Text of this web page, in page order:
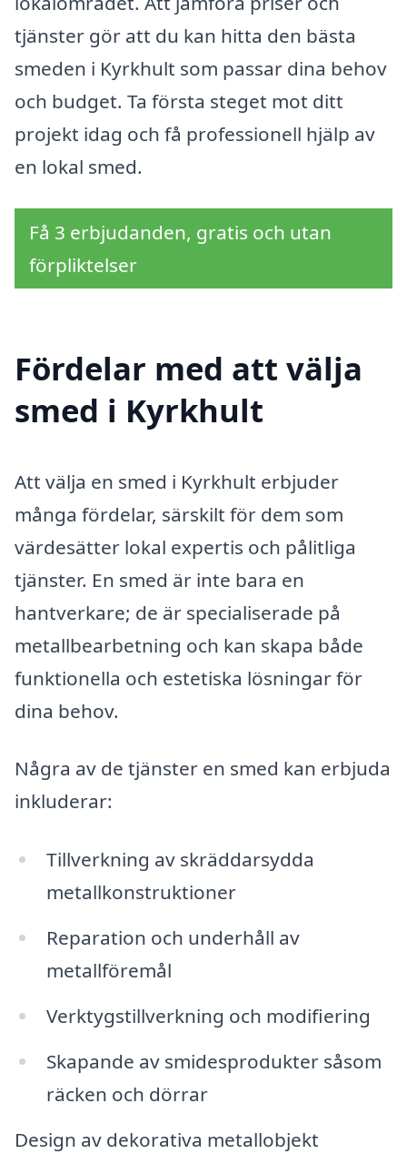
tjänster gör att du kan hitta den bästa
smeden i Kyrkhult som passar dina behov
och budget. Ta första steget mot ditt
projekt idag och få professionell hjälp av
en lokal smed.
Få 3 erbjudanden, gratis och utan
förpliktelser
Fördelar med att välja
smed i Kyrkhult
Att välja en smed i Kyrkhult erbjuder
många fördelar, särskilt för dem som
värdesätter lokal expertis och pålitliga
tjänster. En smed är inte bara en
hantverkare; de är specialiserade på
metallbearbetning och kan skapa både
funktionella och estetiska lösningar för
dina behov.
Några av de tjänster en smed kan erbjuda
inkluderar:
Tillverkning av skräddarsydda
metallkonstruktioner
Reparation och underhåll av
metallföremål
Verktygstillverkning och modifiering
Skapande av smidesprodukter såsom
räcken och dörrar
Design av dekorativa metallobjekt